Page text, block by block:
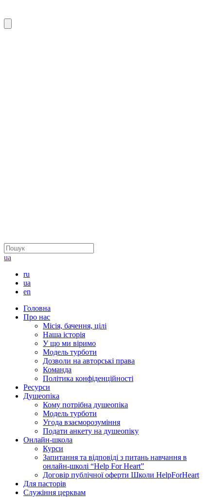
ua
ru
ua
en
Головна
Про нас
Місія, бачення, цілі
Наша історія
У що ми віримо
Модель турботи
Дозволи на авторські права
Команда
Політика конфіденційності
Ресурси
Душеопіка
Кому потрібна душеопіка
Модель турботи
Угода взаєморозуміння
Подати анкету на душеопіку
Онлайн-школа
Курси
Запитання та відповіді з питань навчання в
онлайн-школі “Help For Heart”
Договір публічної оферти Школи HelpForHeart
Для пасторів
Служіння церквам